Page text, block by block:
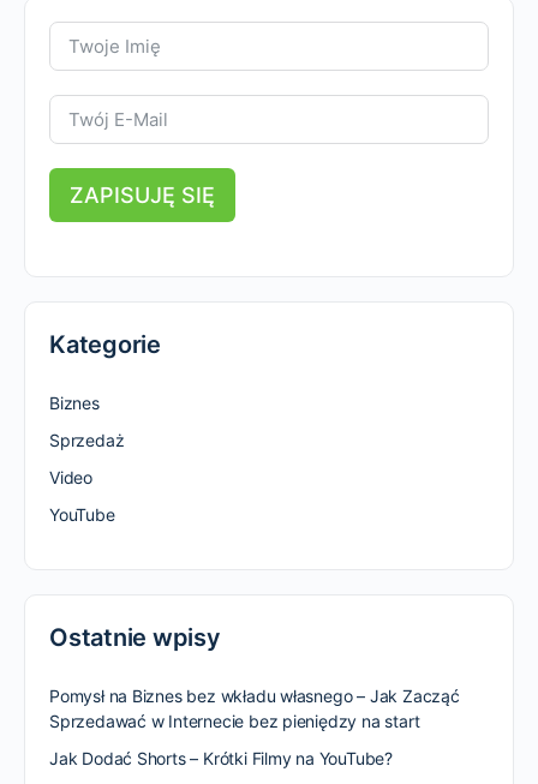
ZAPISUJĘ SIĘ
Kategorie
Biznes
Sprzedaż
Video
YouTube
Ostatnie wpisy
Pomysł na Biznes bez wkładu własnego – Jak Zacząć
Sprzedawać w Internecie bez pieniędzy na start
Jak Dodać Shorts – Krótki Filmy na YouTube?